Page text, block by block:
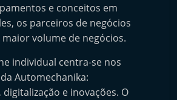
a
r
k
e
t
A
e conceitos em
os parceiros de negócios
volume de negócios.
individual centra-se nos
Automechanika:
e inovações. O